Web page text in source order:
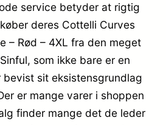
service betyder at rigtig
deres Cottelli Curves
– Rød – 4XL fra den meget
som ikke bare er en
bevist sit eksistensgrundlag
er mange varer i shoppen
finder mange det de leder